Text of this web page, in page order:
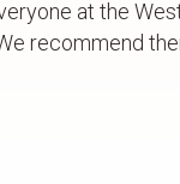
at the
recommend